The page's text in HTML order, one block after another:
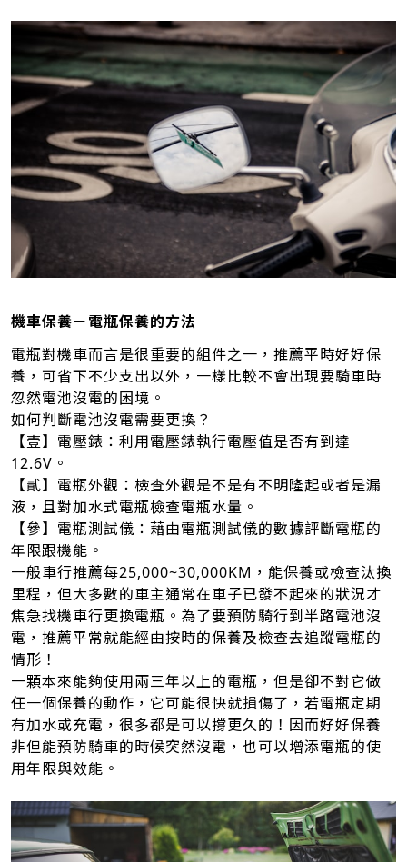
機車保養－電瓶保養的方法
電瓶對機車而言是很重要的組件之一，推薦平時好好保
養，可省下不少支出以外，一樣比較不會出現要騎車時
忽然電池沒電的困境。
如何判斷電池沒電需要更換？
【壹】電壓錶：利用電壓錶執行電壓值是否有到達
12.6V。
【貳】電瓶外觀：檢查外觀是不是有不明隆起或者是漏
液，且對加水式電瓶檢查電瓶水量。
【參】電瓶測試儀：藉由電瓶測試儀的數據評斷電瓶的
年限跟機能。
一般車行推薦每25,000~30,000KM，能保養或檢查汰換
里程，但大多數的車主通常在車子已發不起來的狀況才
焦急找機車行更換電瓶。為了要預防騎行到半路電池沒
電，推薦平常就能經由按時的保養及檢查去追蹤電瓶的
情形！
一顆本來能夠使用兩三年以上的電瓶，但是卻不對它做
任一個保養的動作，它可能很快就損傷了，若電瓶定期
有加水或充電，很多都是可以撐更久的！因而好好保養
非但能預防騎車的時候突然沒電，也可以增添電瓶的使
用年限與效能。